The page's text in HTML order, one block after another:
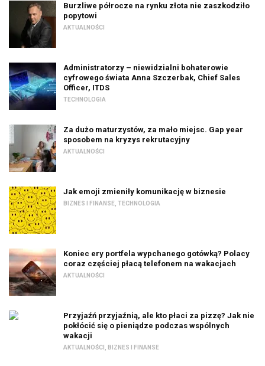
Burzliwe półrocze na rynku złota nie zaszkodziło
popytowi
AKTUALNOŚCI
Administratorzy – niewidzialni bohaterowie
cyfrowego świata Anna Szczerbak, Chief Sales
Officer, ITDS
TECHNOLOGIA
Za dużo maturzystów, za mało miejsc. Gap year
sposobem na kryzys rekrutacyjny
AKTUALNOŚCI
Jak emoji zmieniły komunikację w biznesie
BIZNES I FINANSE TECHNOLOGIA
Koniec ery portfela wypchanego gotówką? Polacy
coraz częściej płacą telefonem na wakacjach
AKTUALNOŚCI
Przyjaźń przyjaźnią, ale kto płaci za pizzę? Jak nie
pokłócić się o pieniądze podczas wspólnych
wakacji
AKTUALNOŚCI BIZNES I FINANSE